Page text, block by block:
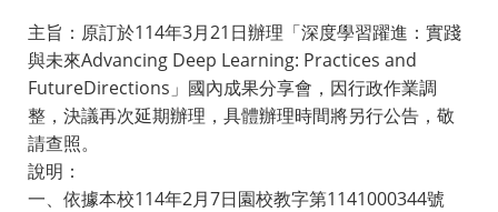
主旨：原訂於114年3月21日辦理「深度學習躍進：實踐
與未來Advancing Deep Learning: Practices and
FutureDirections」國內成果分享會，因行政作業調
整，決議再次延期辦理，具體辦理時間將另行公告，敬
請查照。
說明：
一、依據本校114年2月7日園校教字第1141000344號